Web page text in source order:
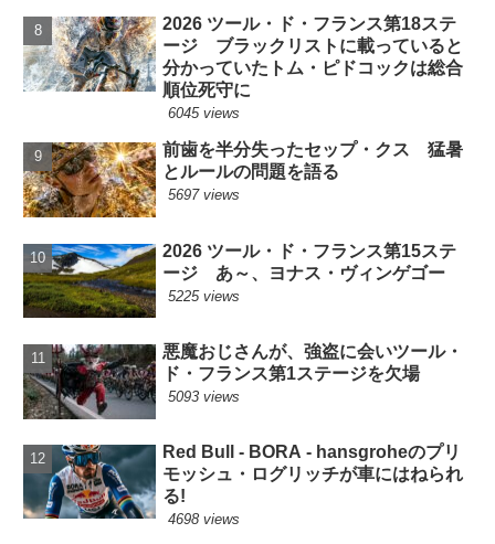
2026 ツール・ド・フランス第18ステ
ージ ブラックリストに載っていると
分かっていたトム・ピドコックは総合
順位死守に
6045 views
前歯を半分失ったセップ・クス 猛暑
とルールの問題を語る
5697 views
2026 ツール・ド・フランス第15ステ
ージ あ～、ヨナス・ヴィンゲゴー
5225 views
悪魔おじさんが、強盗に会いツール・
ド・フランス第1ステージを欠場
5093 views
Red Bull - BORA - hansgroheのプリ
モッシュ・ログリッチが車にはねられ
る!
4698 views